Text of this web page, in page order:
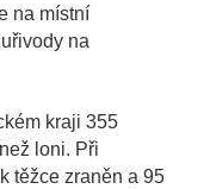
na místní
na
kraji 355
loni. Při
těžce zraněn a 95